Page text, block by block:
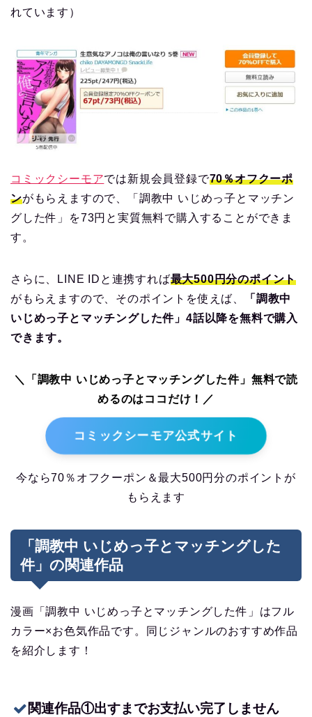
れています）
コミックシーモアでは新規会員登録で70％オフクーポ
ンがもらえますので、「調教中 いじめっ子とマッチン
グした件」を73円と実質無料で購入することができま
す。
さらに、LINE IDと連携すれば最大500円分のポイント
がもらえますので、そのポイントを使えば、
「調教中
いじめっ子とマッチングした件」4話以降を無料で購入
できます。
＼「調教中 いじめっ子とマッチングした件」無料で読
めるのはココだけ！／
コミックシーモア公式サイト
今なら70％オフクーポン＆最大500円分のポイントが
もらえます
「調教中 いじめっ子とマッチングした
件」の関連作品
漫画「調教中 いじめっ子とマッチングした件」はフル
カラー×お色気作品です。同じジャンルのおすすめ作品
を紹介します！
関連作品①出すまでお支払い完了しません